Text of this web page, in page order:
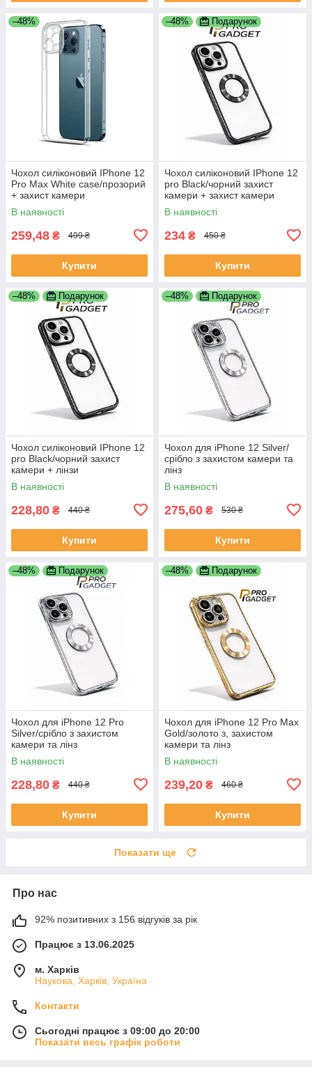
–48%
Чохол силіконовий IPhone 12
Pro Max White case/прозорий
+ захист камери
В наявності
259,48 ₴ 499 ₴
Купити
–48% Подарунок
Чохол силіконовий IPhone 12
pro Black/чорний захист
камери + захист камери
В наявності
234 ₴ 450 ₴
Купити
–48% Подарунок
Чохол силіконовий IPhone 12
pro Black/чорний захист
камери + лінзи
В наявності
228,80 ₴ 440 ₴
Купити
–48% Подарунок
Чохол для iPhone 12 Silver/
срібло з захистом камери та
лінз
В наявності
275,60 ₴ 530 ₴
Купити
–48% Подарунок
Чохол для iPhone 12 Pro
Silver/срібло з захистом
камери та лінз
В наявності
228,80 ₴ 440 ₴
Купити
–48% Подарунок
Чохол для iPhone 12 Pro Max
Gold/золото з, захистом
камери та лінз
В наявності
239,20 ₴ 460 ₴
Купити
Показати ще
Про нас
92% позитивних з 156 відгуків за рік
Працює з 13.06.2025
м. Харків
Наукова, Харків, Україна
Контакти
Сьогодні працює з 09:00 до 20:00
Показати весь графік роботи